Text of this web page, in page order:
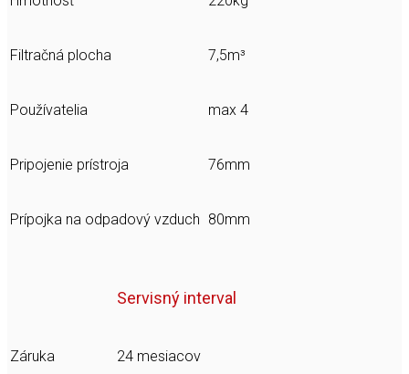
Filtračná plocha 7,5m³
Používatelia max 4
Pripojenie prístroja 76mm
Prípojka na odpadový vzduch 80mm
Servisný interval
Záruka 24 mesiacov